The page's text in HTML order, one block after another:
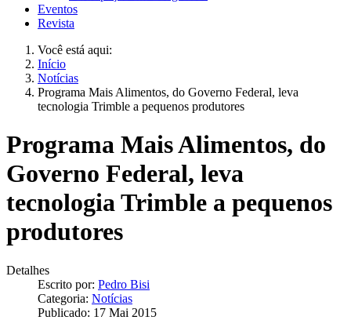
Eventos
Revista
Você está aqui:
Início
Notícias
Programa Mais Alimentos, do Governo Federal, leva
tecnologia Trimble a pequenos produtores
Programa Mais Alimentos, do
Governo Federal, leva
tecnologia Trimble a pequenos
produtores
Detalhes
Escrito por: Pedro Bisi
Categoria: Notícias
Publicado: 17 Mai 2015